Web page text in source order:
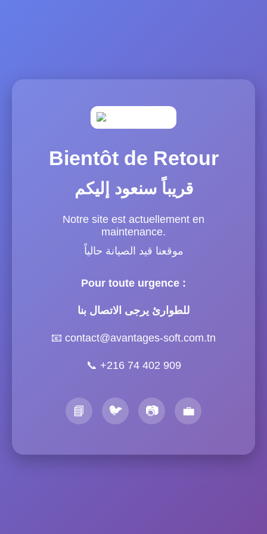
Bientôt de Retour
قريباً سنعود إليكم
Notre site est actuellement en
maintenance.
موقعنا قيد الصيانة حالياً
Pour toute urgence :
للطوارئ يرجى الاتصال بنا
📧 contact@avantages-soft.com.tn
📞 +216 74 402 909
📘 🐦 📷 💼